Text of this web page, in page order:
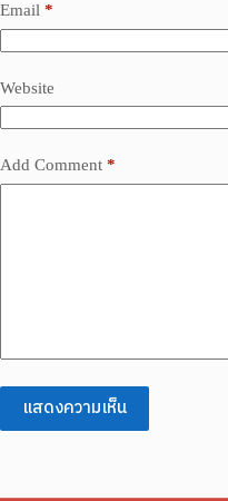
Email *
Website
Add Comment *
แสดงความเห็น